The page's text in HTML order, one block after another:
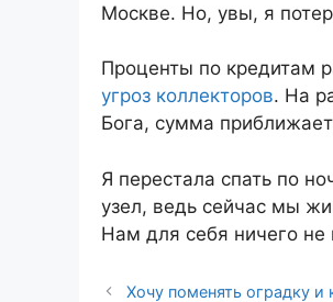
Москве. Но, увы, я
Проценты по кредитам
угроз коллекторов. На
Бога, сумма
Я перестала спать по
узел, ведь сейчас мы
Нам для себя ничего
Хочу поменять оградку и